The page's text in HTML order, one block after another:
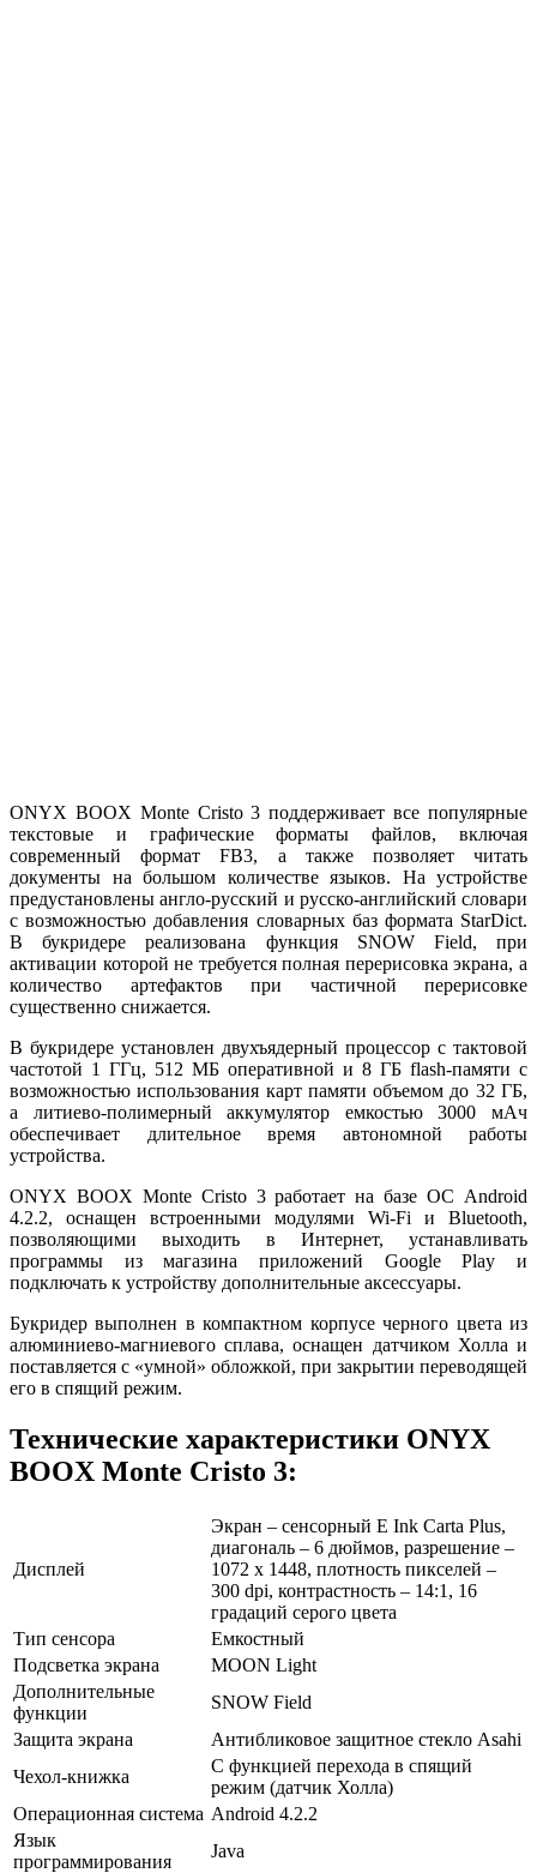
ONYX BOOX Monte Cristo 3 поддерживает все популярные
текстовые и графические форматы файлов, включая
современный формат FB3, а также позволяет читать
документы на большом количестве языков. На устройстве
предустановлены англо-русский и русско-английский словари
с возможностью добавления словарных баз формата StarDict.
В букридере реализована функция SNOW Field, при
активации которой не требуется полная перерисовка экрана, а
количество артефактов при частичной перерисовке
существенно снижается.
В букридере установлен двухъядерный процессор с тактовой
частотой 1 ГГц, 512 МБ оперативной и 8 ГБ flash-памяти с
возможностью использования карт памяти объемом до 32 ГБ,
а литиево-полимерный аккумулятор емкостью 3000 мАч
обеспечивает длительное время автономной работы
устройства.
ONYX BOOX Monte Cristo 3 работает на базе ОС Android
4.2.2, оснащен встроенными модулями Wi-Fi и Bluetooth,
позволяющими выходить в Интернет, устанавливать
программы из магазина приложений Google Play и
подключать к устройству дополнительные аксессуары.
Букридер выполнен в компактном корпусе черного цвета из
алюминиево-магниевого сплава, оснащен датчиком Холла и
поставляется с «умной» обложкой, при закрытии переводящей
его в спящий режим.
Технические характеристики ONYX
BOOX Monte Cristo 3:
Дисплей
Экран – сенсорный E Ink Carta Plus,
диагональ – 6 дюймов, разрешение –
1072 х 1448, плотность пикселей –
300 dpi, контрастность – 14:1, 16
градаций серого цвета
Тип сенсора
Емкостный
Подсветка экрана
MOON Light
Дополнительные
функции
SNOW Field
Защита экрана
Антибликовое защитное стекло Asahi
Чехол-книжка
С функцией перехода в спящий
режим (датчик Холла)
Операционная система Android 4.2.2
Язык
программирования
Java